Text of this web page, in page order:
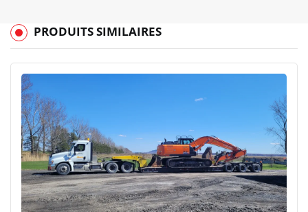
PRODUITS SIMILAIRES